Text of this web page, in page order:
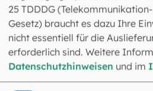
Ehe-, Familie- und
25 TDDDG
Gesetz) braucht es dazu Ihre
nicht essentiell für die
erforderlich sind. Weitere
Datenschutzhinweisen und im